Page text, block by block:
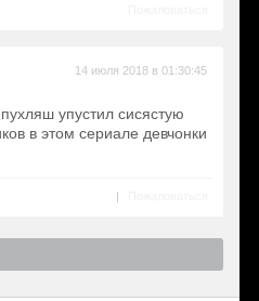
14 июля 2018 в 01:30:45
упустил сисястую
в этом сериале девчонки
|